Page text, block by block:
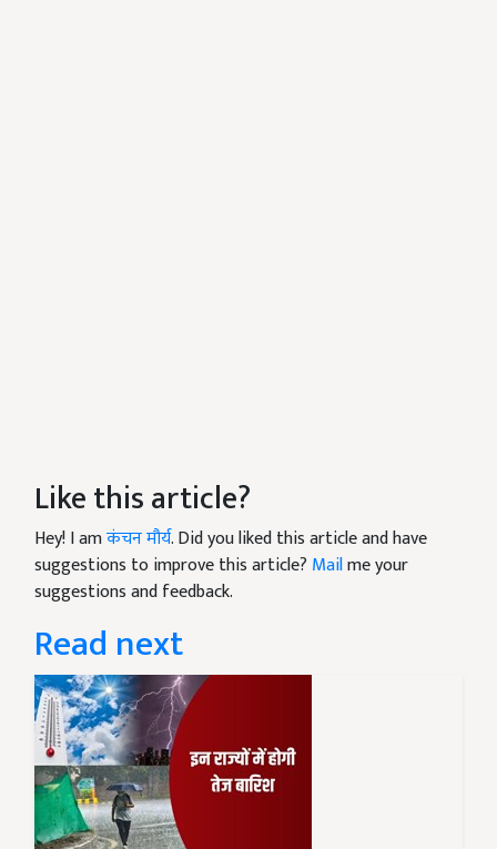
Like this article?
Hey! I amकंचन मौर्य. Did you liked this article and have
suggestions to improve this article? Mailme your
suggestions and feedback.
Read next